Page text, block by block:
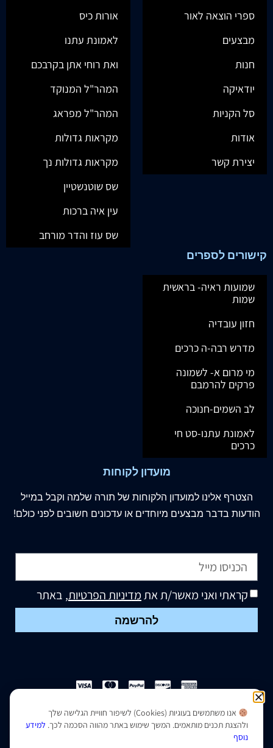
ספרי הוצאה לאור
מבצעים
חנות
יודאיקה
סל הקניות
אודות
יצירת קשר
אורות כיס
לאמונת עתנו
ואת רוחי אתן בקרבכם
המהר"ל המנוקד
המהר"ל מפראג
מקראות גדולות
מקראות גדולות נך
שס שוטנשטיין
עין איה ברכות
שס עוז והדר מורחב
קישורים לספרים
שמועות ראיה- בראשית
שמות
חזון עובדיה
מדרש רבה-ה כרכים
מי מרום א- לשמונה
פרקים להרמבם
לב השמים-חנוכה
לאמונת עתנו-סט חי
כרכים
מועדון לקוחות
הצטרף אלינו למועדון הלקוחות של תורה שלמה וקבל במייל
הודעות בדבר מבצעים מיוחדים או עדכונים חשובים לפני כולם!
קראתי ואני מאשר/ת אתמדיניות הפרטיות, באתר
להרשמה
הצהרת נגישות|מדיניות פרטיות
אנו משתמשים בעוגיות (Cookies) לשיפור חוויית הגלישה שלך
ולהצגת תכנים מותאמים. המשך שימוש באתר מהווה הסכמה לכך. למידע
נוסף